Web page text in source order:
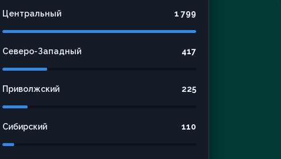
Центральный 1 799
Северо-Западный 417
Приволжский 225
Сибирский 110